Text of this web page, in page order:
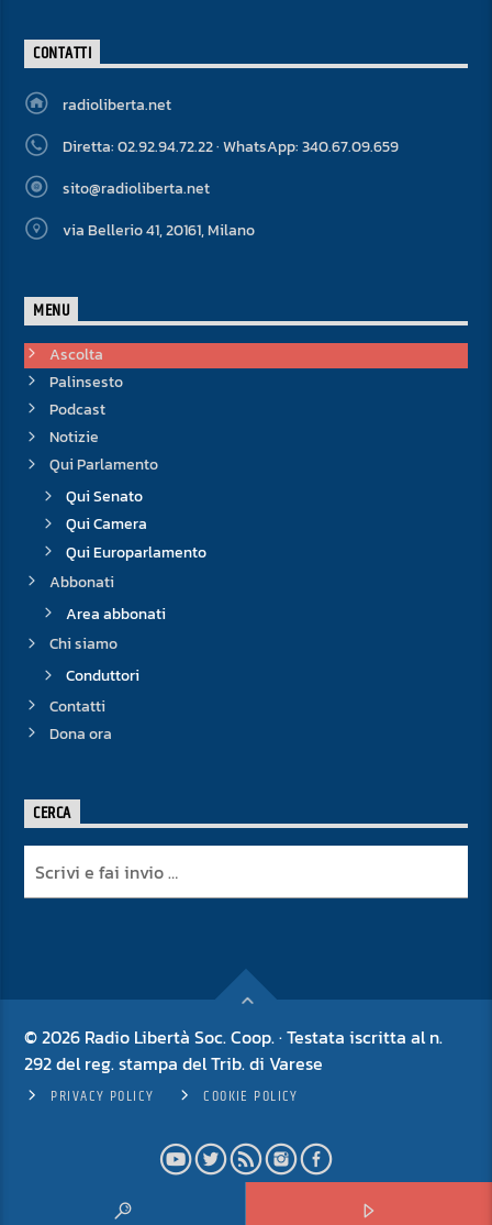
CONTATTI
radioliberta.net
Diretta: 02.92.94.72.22 · WhatsApp: 340.67.09.659
sito@radioliberta.net
via Bellerio 41, 20161, Milano
MENU
Ascolta
Palinsesto
Podcast
Notizie
Qui Parlamento
Qui Senato
Qui Camera
Qui Europarlamento
Abbonati
Area abbonati
Chi siamo
Conduttori
Contatti
Dona ora
CERCA
© 2026 Radio Libertà Soc. Coop. · Testata iscritta al n.
292 del reg. stampa del Trib. di Varese
PRIVACY POLICY COOKIE POLICY